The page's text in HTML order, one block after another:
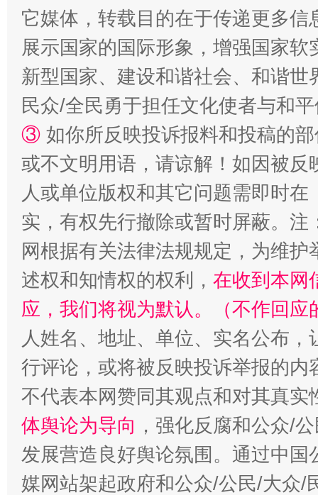
漫山遍野的桃花与雪山、麦地、白藏房 除
招工难、用工荒背后
它媒体，转载目的在于传递更多
展示国家的国际形象，增强国家
新型国家、建设和谐社会、和谐
民众/全民勇于担任文化使者与和
③ 如你所反映投诉报料和投稿的
或不文明用语，请谅解！如因被
人或单位版权和其它问题需即时在
实，有权先行撤除或暂时屏蔽。
网根据有关法律法规规定，为维
述权和知情权的权利， 在收到本网
应，我们将视为默认。（不作回应
人姓名、地址、单位、实名公布
行评论，或将被反映投诉举报的
不代表本网赞同其观点和对其真实
体舆论为导向 ，强化反腐和公众/
发展营造良好舆论氛围。通过中
媒网站架起政府和公众/公民/大众/